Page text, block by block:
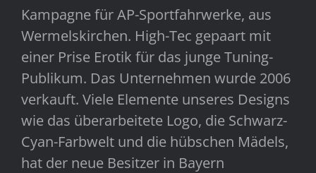
Kampagne für AP-Sportfahrwerke, aus
Wermelskirchen. High-Tec gepaart mit
einer Prise Erotik für das junge Tuning-
Publikum. Das Unternehmen wurde 2006
verkauft. Viele Elemente unseres Designs
wie das überarbeitete Logo, die Schwarz-
Cyan-Farbwelt und die hübschen Mädels,
hat der neue Besitzer in Bayern